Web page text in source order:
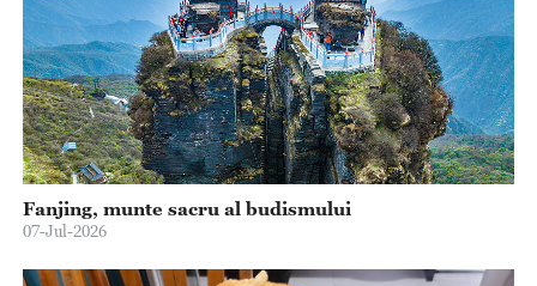
Fanjing, munte sacru al budismului
07-Jul-2026